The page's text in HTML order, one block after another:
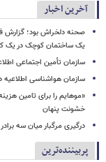
آخرین اخبار
یک ساختمان کوچک در یک
سازمان تأمین اجتماعی
سازمان هواشناسی اطلاعیه
«موهایم را برای تامین
خشونت پنهان
درگیری مرگبار میان سه
پربیننده‌ترین